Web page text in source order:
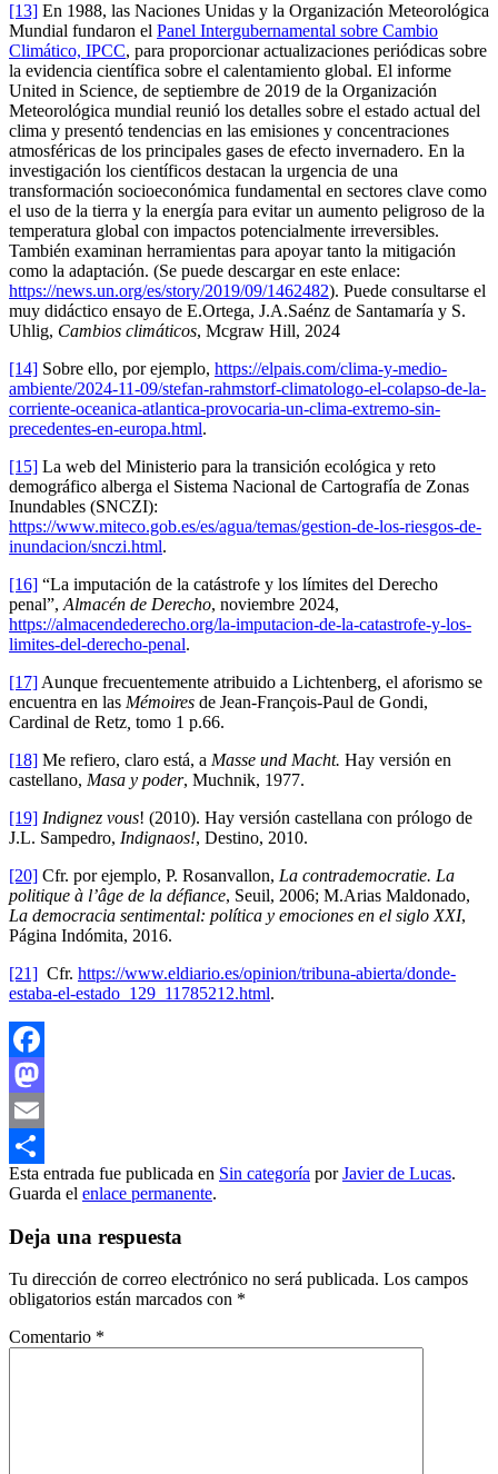
[13] En 1988, las Naciones Unidas y la Organización Meteorológica
Mundial fundaron el Panel Intergubernamental sobre Cambio
Climático, IPCC, para proporcionar actualizaciones periódicas sobre
la evidencia científica sobre el calentamiento global. El informe
United in Science, de septiembre de 2019 de la Organización
Meteorológica mundial reunió los detalles sobre el estado actual del
clima y presentó tendencias en las emisiones y concentraciones
atmosféricas de los principales gases de efecto invernadero. En la
investigación los científicos destacan la urgencia de una
transformación socioeconómica fundamental en sectores clave como
el uso de la tierra y la energía para evitar un aumento peligroso de la
temperatura global con impactos potencialmente irreversibles.
También examinan herramientas para apoyar tanto la mitigación
como la adaptación. (Se puede descargar en este enlace:
https://news.un.org/es/story/2019/09/1462482). Puede consultarse el
muy didáctico ensayo de E.Ortega, J.A.Saénz de Santamaría y S.
Uhlig, Cambios climáticos, Mcgraw Hill, 2024
[14] Sobre ello, por ejemplo, https://elpais.com/clima-y-medio-
ambiente/2024-11-09/stefan-rahmstorf-climatologo-el-colapso-de-la-
corriente-oceanica-atlantica-provocaria-un-clima-extremo-sin-
precedentes-en-europa.html.
[15] La web del Ministerio para la transición ecológica y reto
demográfico alberga el Sistema Nacional de Cartografía de Zonas
Inundables (SNCZI):
https://www.miteco.gob.es/es/agua/temas/gestion-de-los-riesgos-de-
inundacion/snczi.html.
[16] “La imputación de la catástrofe y los límites del Derecho
penal”, Almacén de Derecho, noviembre 2024,
https://almacendederecho.org/la-imputacion-de-la-catastrofe-y-los-
limites-del-derecho-penal.
[17] Aunque frecuentemente atribuido a Lichtenberg, el aforismo se
encuentra en las Mémoires de Jean-François-Paul de Gondi,
Cardinal de Retz tomo 1 p.66.
[18] Me refiero, claro está, a Masse und Macht. Hay versión en
castellano, Masa y poder, Muchnik, 1977.
[19] Indignez vous! (2010). Hay versión castellana con prólogo de
J.L. Sampedro, Indignaos!, Destino, 2010.
[20] Cfr. por ejemplo, P. Rosanvallon, La contrademocratie. La
politique à l’âge de la défiance, Seuil, 2006; M.Arias Maldonado,
La democracia sentimental: política y emociones en el siglo XXI,
Página Indómita, 2016.
[21] Cfr. https://www.eldiario.es/opinion/tribuna-abierta/donde-
estaba-el-estado_129_11785212.html.
Facebook
Mastodon
Email
Compartir
Esta entrada fue publicada en Sin categoría porJavier de Lucas.
Guarda el enlace permanente.
Deja una respuesta
Tu dirección de correo electrónico no será publicada. Los campos
obligatorios están marcados con *
Comentario *